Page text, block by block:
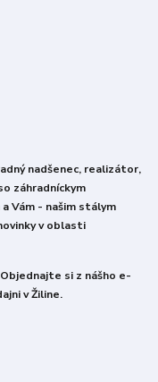
nadšenec, realizátor,
záhradníckym
Vám - našim stálym
v oblasti
si z nášho e-
v Žiline.